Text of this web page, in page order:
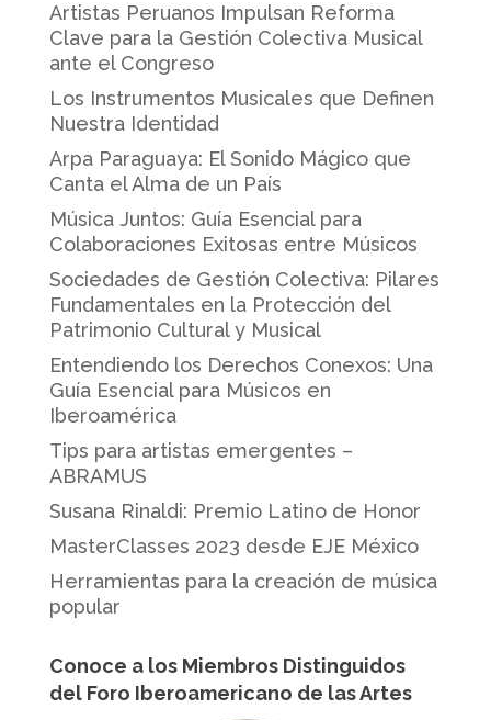
Artistas Peruanos Impulsan Reforma
Clave para la Gestión Colectiva Musical
ante el Congreso
Los Instrumentos Musicales que Definen
Nuestra Identidad
Arpa Paraguaya: El Sonido Mágico que
Canta el Alma de un País
Música Juntos: Guía Esencial para
Colaboraciones Exitosas entre Músicos
Sociedades de Gestión Colectiva: Pilares
Fundamentales en la Protección del
Patrimonio Cultural y Musical
Entendiendo los Derechos Conexos: Una
Guía Esencial para Músicos en
Iberoamérica
Tips para artistas emergentes –
ABRAMUS
Susana Rinaldi: Premio Latino de Honor
MasterClasses 2023 desde EJE México
Herramientas para la creación de música
popular
Conoce a los Miembros Distinguidos
del Foro Iberoamericano de las Artes